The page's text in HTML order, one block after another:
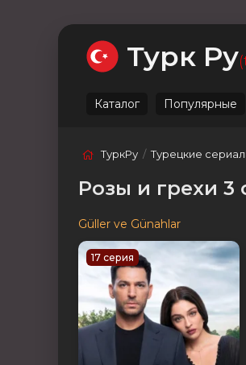
Турк Ру
Каталог Популярные
ТуркРу /Турецкие
Розы и грехи 3
Güller ve Günahlar
17 серия
Ожидаемые Лучшие